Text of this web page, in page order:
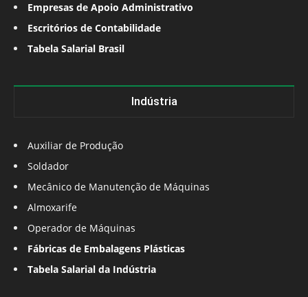
Empresas de Apoio Administrativo
Escritórios de Contabilidade
Tabela Salarial Brasil
Indústria
Auxiliar de Produção
Soldador
Mecânico de Manutenção de Máquinas
Almoxarife
Operador de Máquinas
Fábricas de Embalagens Plásticas
Tabela Salarial da Indústria